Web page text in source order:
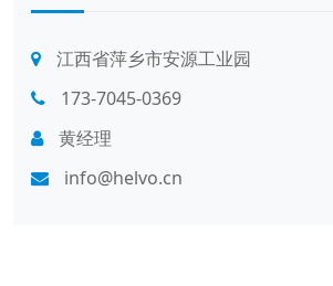
江西省萍乡市安源工业园
173-7045-0369
黄经理
info@helvo.cn